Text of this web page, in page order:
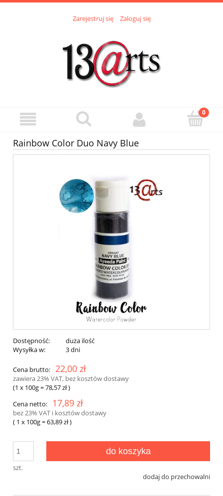
Zarejestruj się Zaloguj się
Rainbow Color Duo Navy Blue
Dostępność:
duża ilość
Wysyłka w:
3 dni
Cena brutto: 22,00 zł
zawiera 23% VAT, bez kosztów dostawy
(1 x 100g=78,57 zł)
Cena netto:
17,89 zł
bez 23% VAT i kosztów dostawy
( 1 x 100g=63,89 zł)
szt.
do koszyka
dodaj do przechowalni